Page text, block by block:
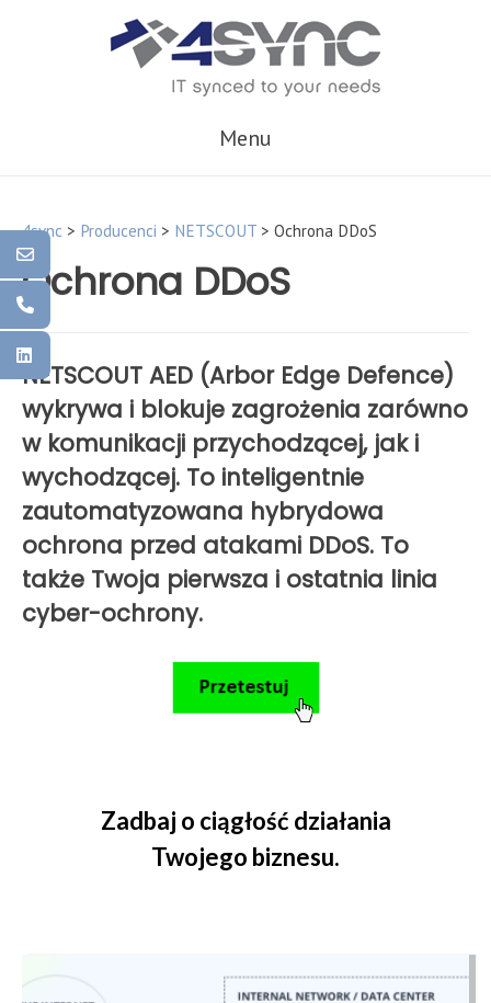
Menu
Ochrona DDoS
4sync > Producenci > NETSCOUT > Ochrona DDoS
NETSCOUT AED (Arbor Edge Defence)
wykrywa i blokuje zagrożenia zarówno
w komunikacji przychodzącej, jak i
wychodzącej. To inteligentnie
zautomatyzowana hybrydowa
ochrona przed atakami DDoS. To
także Twoja pierwsza i ostatnia linia
cyber-ochrony.
Zadbaj o ciągłość działania
Twojego biznesu.